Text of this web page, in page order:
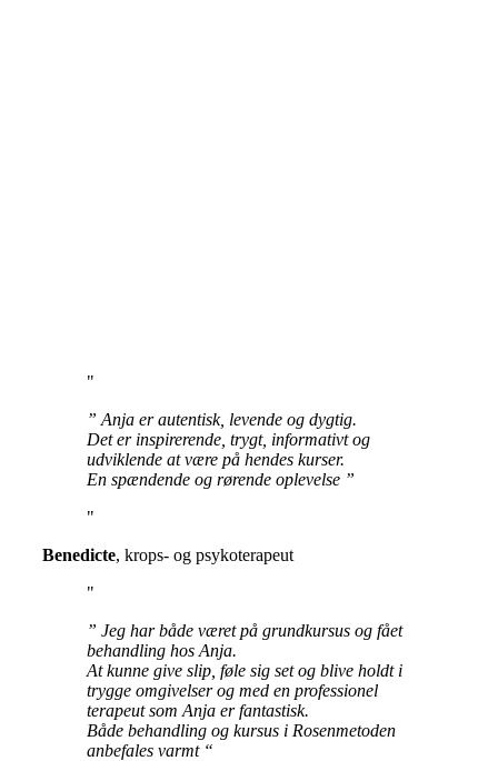
” Anja er autentisk, levende og dygtig.
Det er inspirerende, trygt, informativt og
udviklende at være på hendes kurser.
En spændende og rørende oplevelse ”
Benedicte, krops- og psykoterapeut
” Jeg har både været på grundkursus og fået
behandling hos Anja.
At kunne give slip, føle sig set og blive holdt i
trygge omgivelser og med en professionel
terapeut som Anja er fantastisk.
Både behandling og kursus i Rosenmetoden
anbefales varmt “